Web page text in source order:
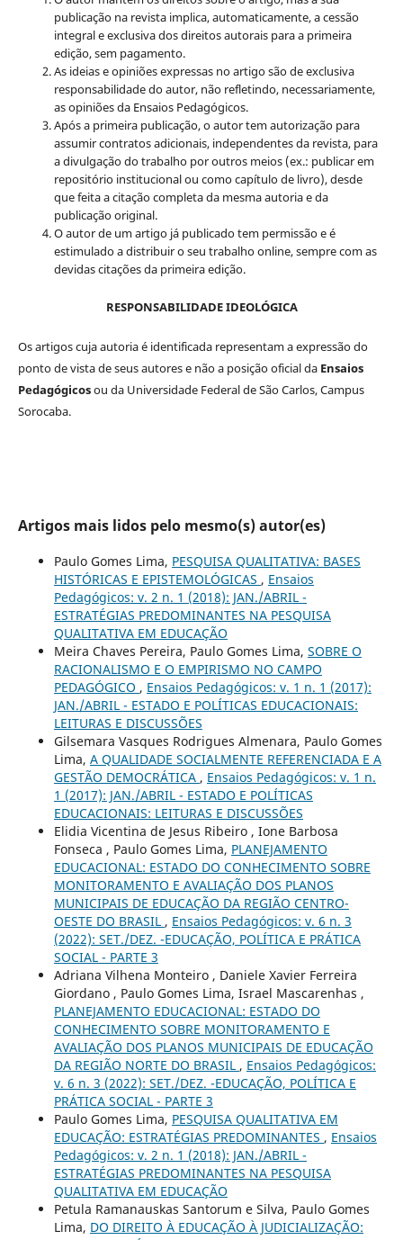
publicação na revista implica, automaticamente, a cessão
integral e exclusiva dos direitos autorais para a primeira
edição, sem pagamento.
As ideias e opiniões expressas no artigo são de exclusiva
responsabilidade do autor, não refletindo, necessariamente,
as opiniões da Ensaios Pedagógicos.
Após a primeira publicação, o autor tem autorização para
assumir contratos adicionais, independentes da revista, para
a divulgação do trabalho por outros meios (ex.: publicar em
repositório institucional ou como capítulo de livro), desde
que feita a citação completa da mesma autoria e da
publicação original.
O autor de um artigo já publicado tem permissão e é
estimulado a distribuir o seu trabalho online, sempre com as
devidas citações da primeira edição.
RESPONSABILIDADE IDEOLÓGICA
Os artigos cuja autoria é identificada representam a expressão do
ponto de vista de seus autores e não a posição oficial da Ensaios
Pedagógicosou da Universidade Federal de São Carlos, Campus
Sorocaba.
Artigos mais lidos pelo mesmo(s) autor(es)
Paulo Gomes Lima, PESQUISA QUALITATIVA: BASES
HISTÓRICAS E EPISTEMOLÓGICAS , Ensaios
Pedagógicos: v. 2 n. 1 (2018): JAN./ABRIL -
ESTRATÉGIAS PREDOMINANTES NA PESQUISA
QUALITATIVA EM EDUCAÇÃO
Meira Chaves Pereira, Paulo Gomes Lima, SOBRE O
RACIONALISMO E O EMPIRISMO NO CAMPO
PEDAGÓGICO , Ensaios Pedagógicos: v. 1 n. 1 (2017):
JAN./ABRIL - ESTADO E POLÍTICAS EDUCACIONAIS:
LEITURAS E DISCUSSÕES
Gilsemara Vasques Rodrigues Almenara, Paulo Gomes
Lima, A QUALIDADE SOCIALMENTE REFERENCIADA E A
GESTÃO DEMOCRÁTICA , Ensaios Pedagógicos: v. 1 n.
1 (2017): JAN./ABRIL - ESTADO E POLÍTICAS
EDUCACIONAIS: LEITURAS E DISCUSSÕES
Elidia Vicentina de Jesus Ribeiro , Ione Barbosa
Fonseca , Paulo Gomes Lima, PLANEJAMENTO
EDUCACIONAL: ESTADO DO CONHECIMENTO SOBRE
MONITORAMENTO E AVALIAÇÃO DOS PLANOS
MUNICIPAIS DE EDUCAÇÃO DA REGIÃO CENTRO-
OESTE DO BRASIL , Ensaios Pedagógicos: v. 6 n. 3
(2022): SET./DEZ. -EDUCAÇÃO, POLÍTICA E PRÁTICA
SOCIAL - PARTE 3
Adriana Vilhena Monteiro , Daniele Xavier Ferreira
Giordano , Paulo Gomes Lima, Israel Mascarenhas ,
PLANEJAMENTO EDUCACIONAL: ESTADO DO
CONHECIMENTO SOBRE MONITORAMENTO E
AVALIAÇÃO DOS PLANOS MUNICIPAIS DE EDUCAÇÃO
DA REGIÃO NORTE DO BRASIL , Ensaios Pedagógicos:
v. 6 n. 3 (2022): SET./DEZ. -EDUCAÇÃO, POLÍTICA E
PRÁTICA SOCIAL - PARTE 3
Paulo Gomes Lima, PESQUISA QUALITATIVA EM
EDUCAÇÃO: ESTRATÉGIAS PREDOMINANTES , Ensaios
Pedagógicos: v. 2 n. 1 (2018): JAN./ABRIL -
ESTRATÉGIAS PREDOMINANTES NA PESQUISA
QUALITATIVA EM EDUCAÇÃO
Petula Ramanauskas Santorum e Silva, Paulo Gomes
Lima, DO DIREITO À EDUCAÇÃO À JUDICIALIZAÇÃO: